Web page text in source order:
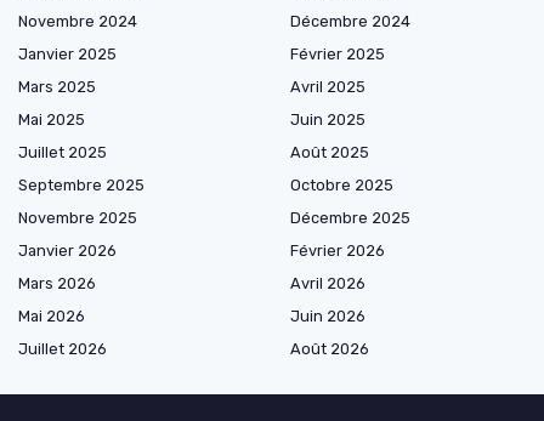
Novembre 2024
Décembre 2024
Janvier 2025
Février 2025
Mars 2025
Avril 2025
Mai 2025
Juin 2025
Juillet 2025
Août 2025
Septembre 2025
Octobre 2025
Novembre 2025
Décembre 2025
Janvier 2026
Février 2026
Mars 2026
Avril 2026
Mai 2026
Juin 2026
Juillet 2026
Août 2026